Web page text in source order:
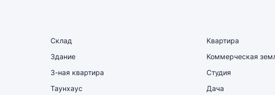
Склад Квартира
Здание Коммерческая
3-ная квартира Студия
Таунхаус Дача